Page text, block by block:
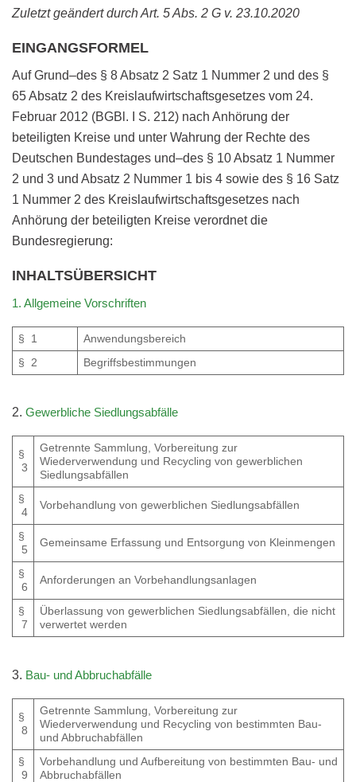
Zuletzt geändert durch Art. 5 Abs. 2 G v. 23.10.2020
EINGANGSFORMEL
Auf Grund–des § 8 Absatz 2 Satz 1 Nummer 2 und des §
65 Absatz 2 des Kreislaufwirtschaftsgesetzes vom 24.
Februar 2012 (BGBl. I S. 212) nach Anhörung der
beteiligten Kreise und unter Wahrung der Rechte des
Deutschen Bundestages und–des § 10 Absatz 1 Nummer
2 und 3 und Absatz 2 Nummer 1 bis 4 sowie des § 16 Satz
1 Nummer 2 des Kreislaufwirtschaftsgesetzes nach
Anhörung der beteiligten Kreise verordnet die
Bundesregierung:
INHALTSÜBERSICHT
1. Allgemeine Vorschriften
§ 1
Anwendungsbereich
§ 2
Begriffsbestimmungen
2. Gewerbliche Siedlungsabfälle
§
3
Getrennte Sammlung, Vorbereitung zur
Wiederverwendung und Recycling von gewerblichen
Siedlungsabfällen
§
4
Vorbehandlung von gewerblichen Siedlungsabfällen
§
5
Gemeinsame Erfassung und Entsorgung von Kleinmengen
§
6
Anforderungen an Vorbehandlungsanlagen
§
7
Überlassung von gewerblichen Siedlungsabfällen, die nicht
verwertet werden
3. Bau- und Abbruchabfälle
§
8
Getrennte Sammlung, Vorbereitung zur
Wiederverwendung und Recycling von bestimmten Bau-
und Abbruchabfällen
§
9
Vorbehandlung und Aufbereitung von bestimmten Bau- und
Abbruchabfällen